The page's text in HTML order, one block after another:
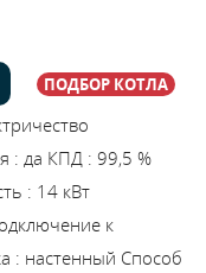
ПОДБОР КОТЛА
: да КПД : 99,5 %
: 14 кВт
к
: настенный Способ